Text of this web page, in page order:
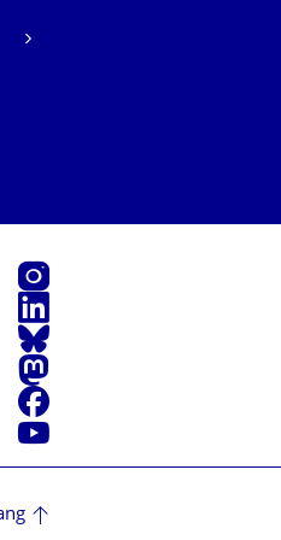
Instagram
LinkedIn
Bluesky
Mastodon
Facebook
Youtube